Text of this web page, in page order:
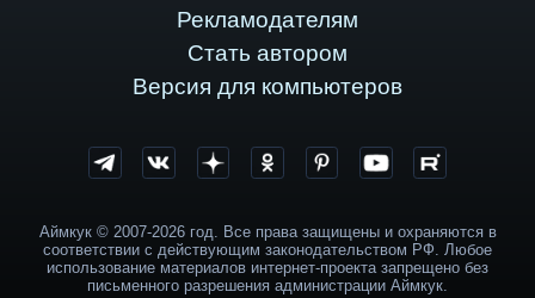
Рекламодателям
Стать автором
Версия для компьютеров
Аймкук © 2007-2026 год. Все права защищены и охраняются в
соответствии с действующим законодательством РФ. Любое
использование материалов интернет-проекта запрещено без
письменного разрешения администрации Аймкук.